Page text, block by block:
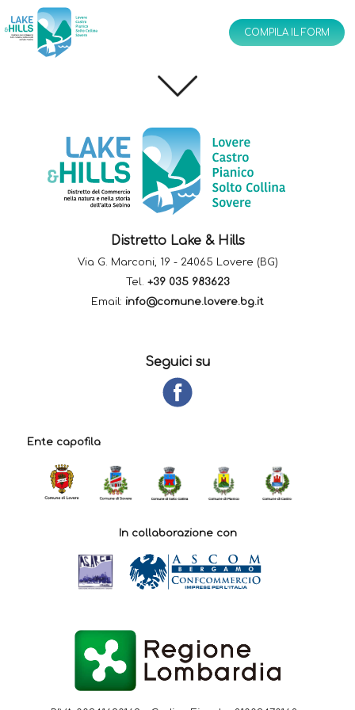
COMPILA IL FORM
Ottica
Distretto Lake & Hills
Via G. Marconi, 19 - 24065 Lovere (BG)
Tel. +39 035 983623
Email: info@comune.lovere.bg.it
Seguici su
Ente capofila
In collaborazione con